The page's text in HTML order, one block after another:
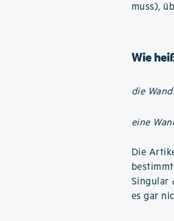
muss),
Wie
die
eine
Die
Singular
es gar